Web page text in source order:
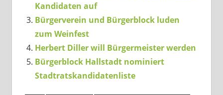
Kandidaten auf
Bürgerverein und Bürgerblock luden
zum Weinfest
Herbert Diller will Bürgermeister werden
Bürgerblock Hallstadt nominiert
Stadtratskandidatenliste